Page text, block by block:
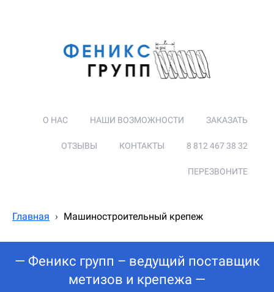
О НАС НАШИ ВОЗМОЖНОСТИ ЗАКАЗАТЬ
ОТЗЫВЫ КОНТАКТЫ 8 812 467 38 32
ПЕРЕЗВОНИТЕ
Главная › Машиностроительный крепеж
— Феникс групп – ведущий поставщик
метизов и крепежа —